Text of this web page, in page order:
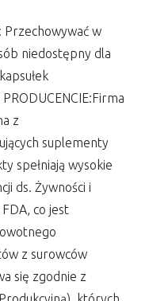
Przechowywać w
niedostępny dla
z
suplementy
spełniają wysokie
ds. Żywności i
co jest
z surowców
się zgodnie z